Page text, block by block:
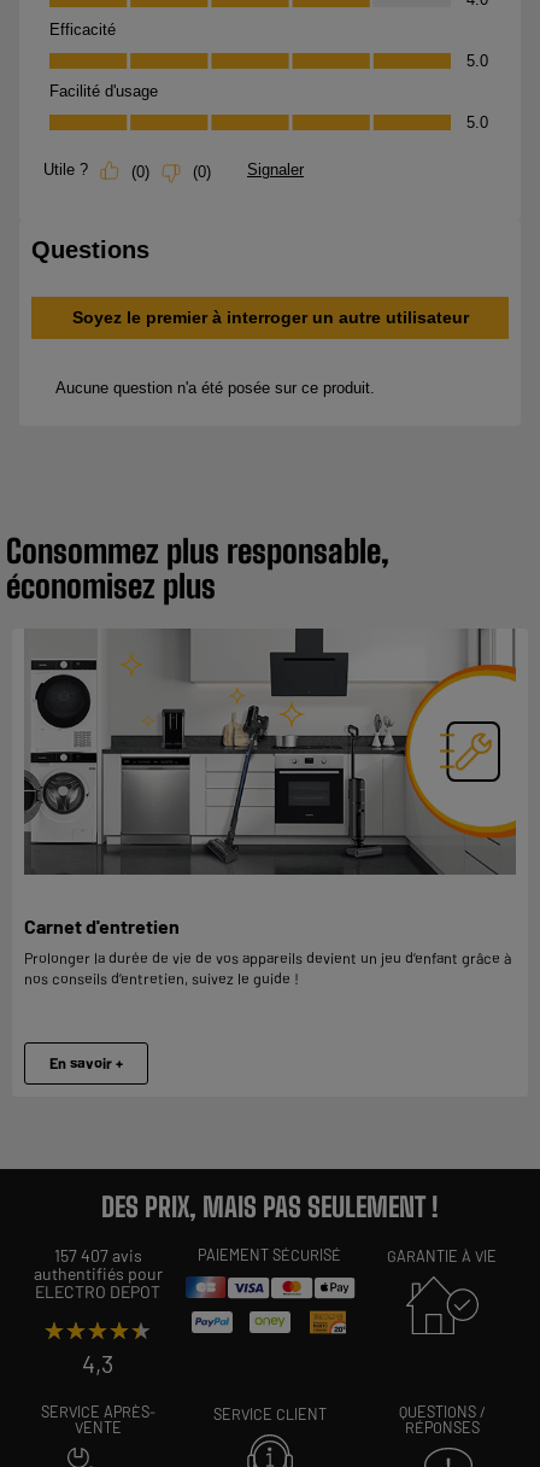
Consommez plus responsable,
économisez plus
Carnet d'entretien
Prolonger la durée de vie de vos appareils devient un jeu d’enfant grâce à
nos conseils d’entretien, suivez le guide !
En savoir +
DES PRIX, MAIS PAS SEULEMENT !
157 407 avis
authentifiés pour
ELECTRO DEPOT
★★★★★
★★★★★
4,3
PAIEMENT SÉCURISÉ GARANTIE À VIE
SERVICE APRÈS-
VENTE
SERVICE CLIENT
QUESTIONS /
RÉPONSES